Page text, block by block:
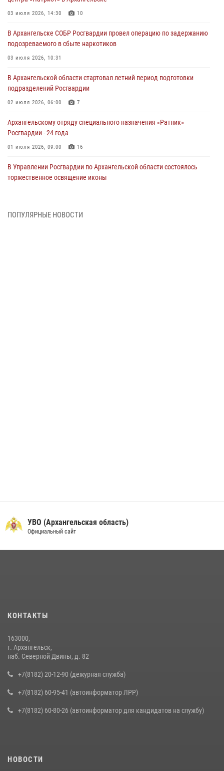
03 июля 2026, 14:30 10
В Архангельске СОБР Росгвардии провел операцию по задержанию
подозреваемого в сбыте наркотиков
03 июля 2026, 10:31
В Архангельской области стартовал летний период подготовки
подразделений Росгвардии
02 июля 2026, 06:00 7
Архангельскому отряду специального назначения «Ратник»
Росгвардии - 24 года
01 июля 2026, 09:00 16
В Управлении Росгвардии по Архангельской области состоялось
торжественное освящение иконы
Военнослужащие по призыву из Архангельской области приняли
ПОПУЛЯРНЫЕ НОВОСТИ
УВО (Архангельская область)
Официальный сайт
КОНТАКТЫ
163000,
г. Архангельск,
наб. Северной Двины, д. 82
+7(8182) 20-12-90 (дежурная служба)
+7(8182) 60-95-41 (автоинформатор ЛРР)
+7(8182) 60-80-26 (автоинформатор для кандидатов на службу)
НОВОСТИ